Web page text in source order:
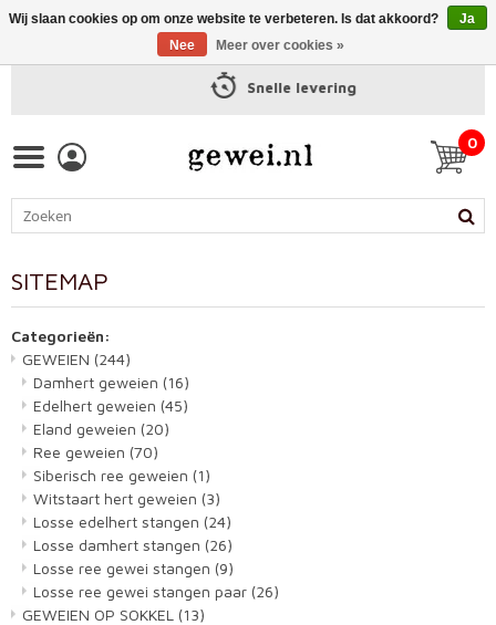
Snelle levering
0
SITEMAP
Categorieën:
GEWEIEN (244)
Damhert geweien (16)
Edelhert geweien (45)
Eland geweien (20)
Ree geweien (70)
Siberisch ree geweien (1)
Witstaart hert geweien (3)
Losse edelhert stangen (24)
Losse damhert stangen (26)
Losse ree gewei stangen (9)
Losse ree gewei stangen paar (26)
GEWEIEN OP SOKKEL (13)
Wij slaan cookies op om onze website te verbeteren. Is dat akkoord?
Ja
Nee
Meer over cookies »